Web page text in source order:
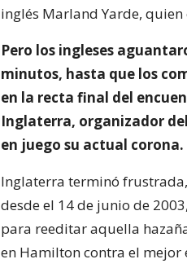
inglés Marland Yarde,
Pero los ingleses
minutos, hasta que los
en la recta final del
Inglaterra, organizador
en juego su actual corona.
Inglaterra terminó
desde el 14 de junio de
para reeditar aquella
en Hamilton contra el